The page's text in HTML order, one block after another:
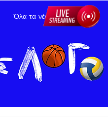
Όλα τα νέα Διαφήμιση